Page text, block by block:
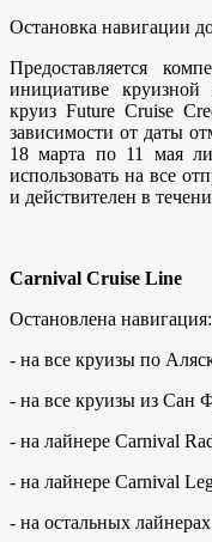
Остановка навигации
Предоставляется
инициативе
круиз Future Cruise
зависимости от даты
18 марта по 11 мая
использовать на все
и действителен в
Carnival Cruise Line
Остановлена навигация:
- на все круизы по
- на все круизы из Сан
- на лайнере Carnival
- на лайнере Carnival
- на остальных